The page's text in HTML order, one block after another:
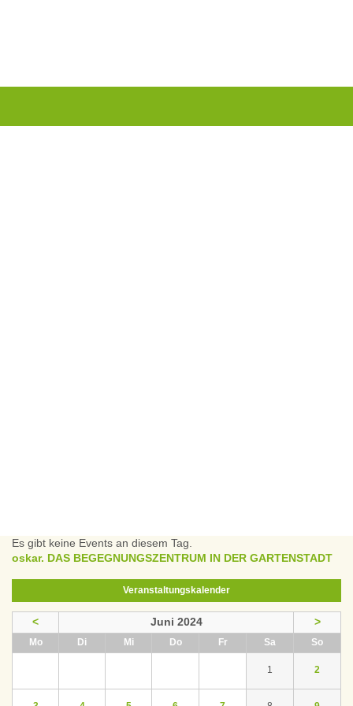
Es gibt keine Events an diesem Tag.
oskar. DAS BEGEGNUNGSZENTRUM IN DER GARTENSTADT
Veranstaltungskalender
< Juni 2024 >
Montag Dienstag Mittwoch DonnerstagFreitag Sa Sonntag
1 2